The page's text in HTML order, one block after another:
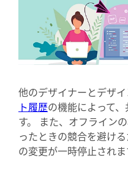
他のデザイナーとデザイ
ト履歴の機能によって
す。 また、オフライン
ったときの競合を避け
の変更が一時停止されま